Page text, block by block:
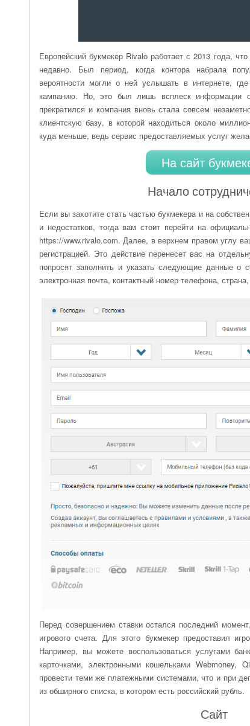
Европейский букмекер Rivalo работает с 2013 года,
недавно. Был период, когда контора набрала
вероятности могли о ней услышать в интернете,
кампанию. Но, это был лишь всплеск информации
прекратился и компания вновь стала совсем
клиентскую базу, в которой находиться около
куда меньше, ведь сервис предоставляемых услуг
На сайт
Начало
Если вы захотите стать частью букмекера и на
и недостатков, тогда вам стоит перейти на
https://www.rivalo.com. Далее, в верхнем правом углу
регистрацией. Это действие перенесет вас на
попросят заполнить и указать следующие данные
электронная почта, контактный номер телефона,
Перед совершением ставки остался последний
игрового счета. Для этого букмекер предоставил
Например, вы можете воспользоваться услугами
карточками, электронными кошельками
провести теми же платежными системами, что и при
из обширного списка, в котором есть российский рубль.
Сайт